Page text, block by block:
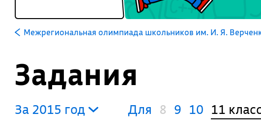
Межрегиональная олимпиада школьников им. И. Я.
Задания
За 2015 год Для 8 9 10 11